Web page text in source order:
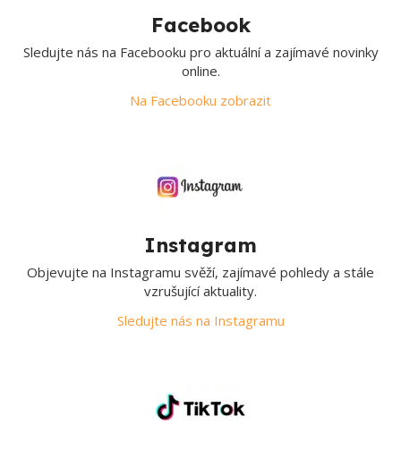
Facebook
Sledujte nás na Facebooku pro aktuální a zajímavé novinky
online.
Na Facebooku zobrazit
Instagram
Objevujte na Instagramu svěží, zajímavé pohledy a stále
vzrušující aktuality.
Sledujte nás na Instagramu